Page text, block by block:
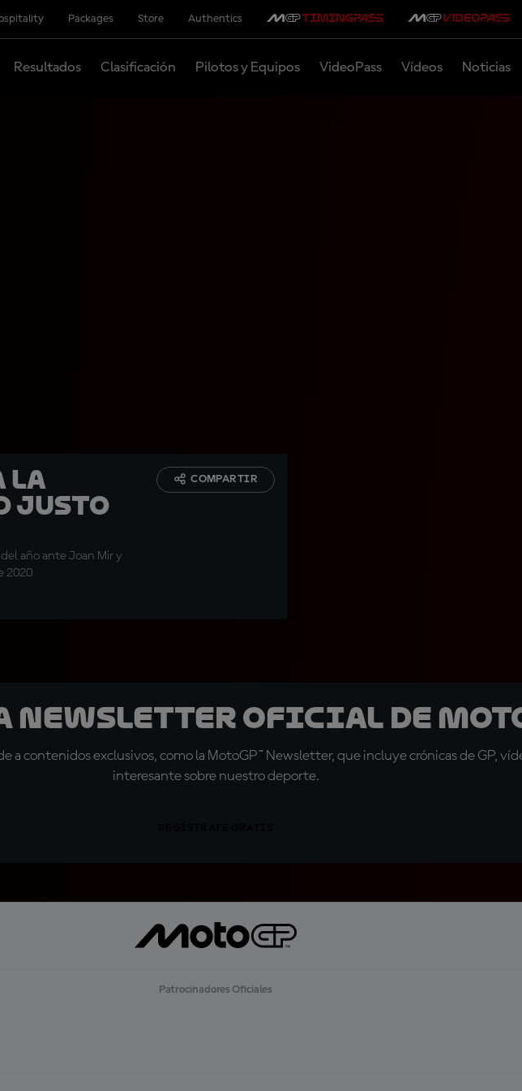
Packages Store Authentics
Resultados Clasificación Pilotos y Equipos VideoPass Vídeos Noticias
la
justo
año ante Joan Mir y
2020
COMPARTIR
Newsletter oficial de
a contenidos exclusivos, como la MotoGP™ Newsletter, que incluye crónicas de GP,
interesante sobre nuestro deporte.
Patrocinadores Oficiales